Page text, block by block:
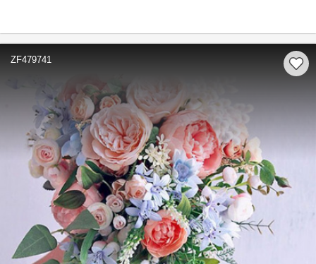
ZF479741